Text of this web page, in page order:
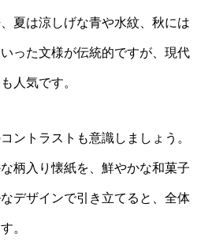
夏は涼しげな青や水紋、秋には
った文様が伝統的ですが、現代
人気です。
ントラストも意識しましょう。
柄入り懐紙を、鮮やかな和菓子
デザインで引き立てると、全体
。